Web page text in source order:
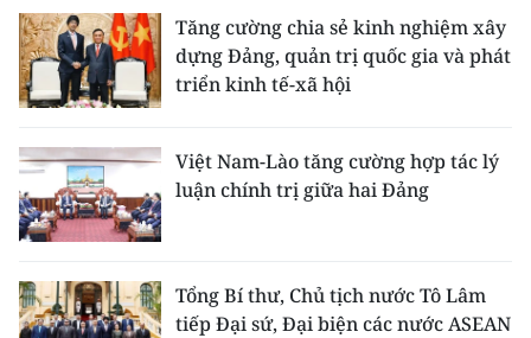
Tăng cường chia sẻ kinh nghiệm xây
dựng Đảng, quản trị quốc gia và phát
triển kinh tế-xã hội
Việt Nam-Lào tăng cường hợp tác lý
luận chính trị giữa hai Đảng
Tổng Bí thư, Chủ tịch nước Tô Lâm
tiếp Đại sứ, Đại biện các nước ASEAN